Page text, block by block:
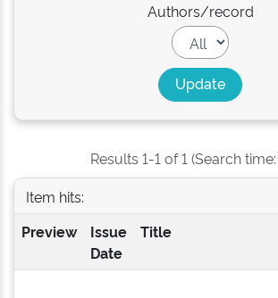
Authors/record
Results 1-1 of 1 (Search
Item hits:
Preview
Issue
Date
Title